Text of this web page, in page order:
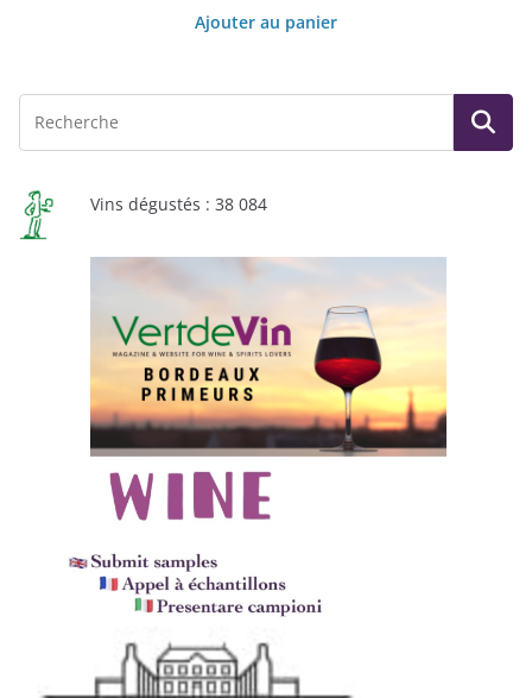
Ajouter au panier
Vins dégustés : 38 084